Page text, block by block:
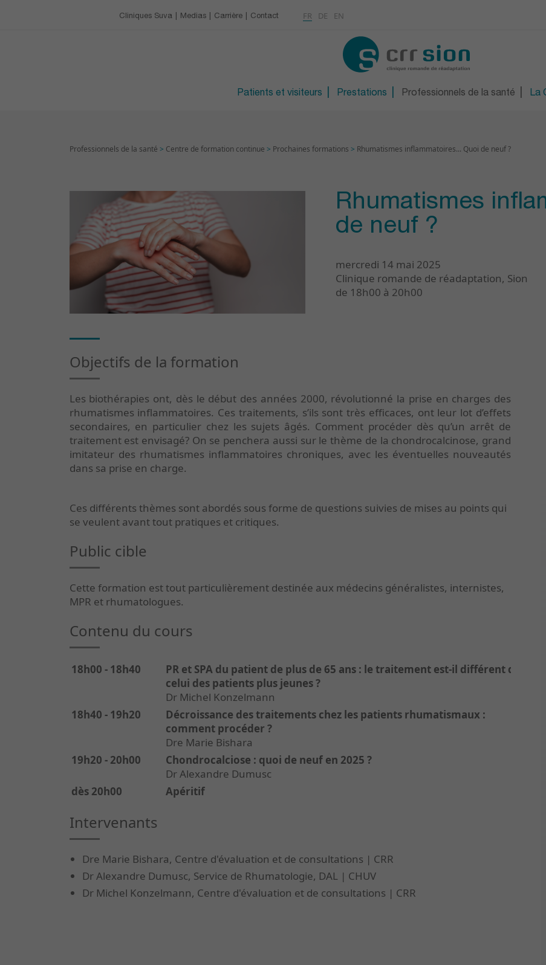
Cliniques Suva Medias Carrière Contact FR DE EN
Patients et visiteurs Prestations
Orthopédie technique
Orthopédie technique du
Professionnels de la santé La
Professionnels de la santé > Centre de formation continue > Prochaines formations > Rhumatismes inflammatoires... Quoi de neuf ?
Rhumatismes
de neuf ?
mercredi 14 mai 2025
Clinique romande de réadaptation, Sion
de 18h00 à 20h00
Objectifs de la formation
Les biothérapies ont, dès le début des années 2000, révolutionné la prise en charges des
rhumatismes inflammatoires. Ces traitements, s’ils sont très efficaces, ont leur lot d’effets
secondaires, en particulier chez les sujets âgés. Comment procéder dès qu’un arrêt de
traitement est envisagé? On se penchera aussi sur le thème de la chondrocalcinose, grand
imitateur des rhumatismes inflammatoires chroniques, avec les éventuelles nouveautés
dans sa prise en charge.
Ces différents thèmes sont abordés sous forme de questions suivies de mises au points qui
se veulent avant tout pratiques et critiques.
Public cible
Cette formation est tout particulièrement destinée aux médecins généralistes, internistes,
MPR et rhumatologues.
Contenu du cours
18h00 - 18h40
PR et SPA du patient de plus de 65 ans : le traitement est-il différent de
celui des patients plus jeunes ?
Dr Michel Konzelmann
18h40 - 19h20
Décroissance des traitements chez les patients rhumatismaux :
comment procéder ?
Dre Marie Bishara
19h20 - 20h00
Chondrocalciose : quoi de neuf en 2025 ?
Dr Alexandre Dumusc
dès 20h00
Apéritif
Intervenants
Dre Marie Bishara, Centre d'évaluation et de consultations | CRR
Dr Alexandre Dumusc, Service de Rhumatologie, DAL | CHUV
Dr Michel Konzelmann, Centre d'évaluation et de consultations | CRR